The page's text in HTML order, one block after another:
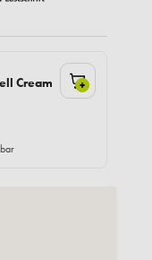
Cream
+